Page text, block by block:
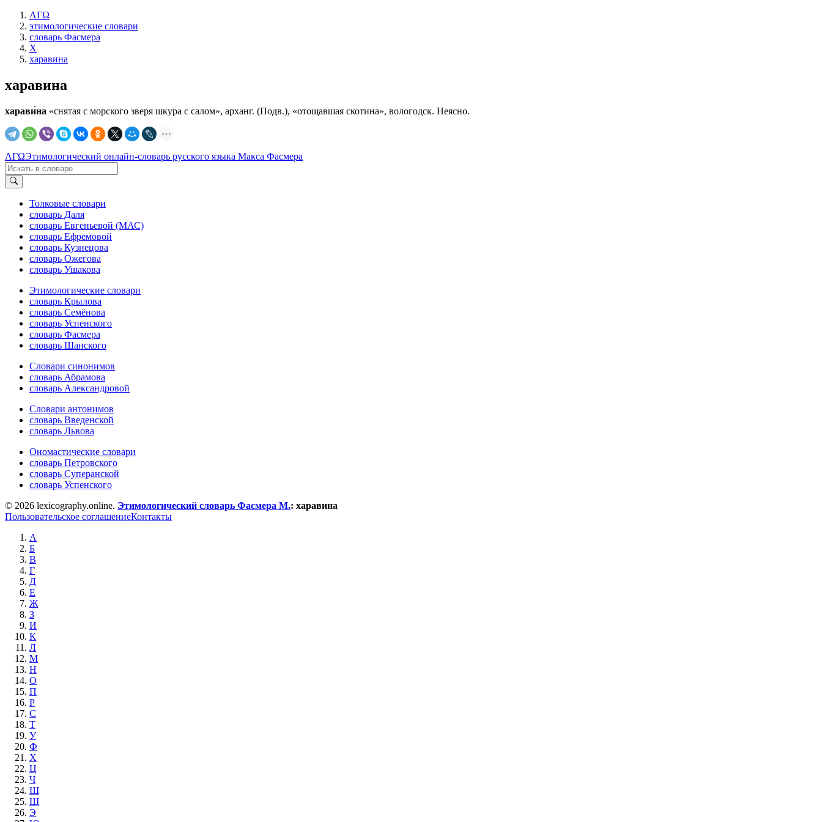
ΛΓΩ
этимологические словари
словарь Фасмера
Х
харавина
харавина
харави́на «снятая с морского зверя шкура с салом», арханг. (Подв.), «отощавшая скотина», вологодск. Неясно.
ΛΓΩЭтимологический онлайн-словарь русского языка Макса Фасмера
Толковые словари
словарь Даля
словарь Евгеньевой (МАС)
словарь Ефремовой
словарь Кузнецова
словарь Ожегова
словарь Ушакова
Этимологические словари
словарь Крылова
словарь Семёнова
словарь Успенского
словарь Фасмера
словарь Шанского
Словари синонимов
словарь Абрамова
словарь Александровой
Словари антонимов
словарь Введенской
словарь Львова
Ономастические словари
словарь Петровского
словарь Суперанской
словарь Успенского
© 2026 lexicography.online. Этимологический словарь Фасмера М.: харавина
Пользовательское соглашениеКонтакты
А
Б
В
Г
Д
Е
Ж
З
И
К
Л
М
Н
О
П
Р
С
Т
У
Ф
Х
Ц
Ч
Ш
Щ
Э